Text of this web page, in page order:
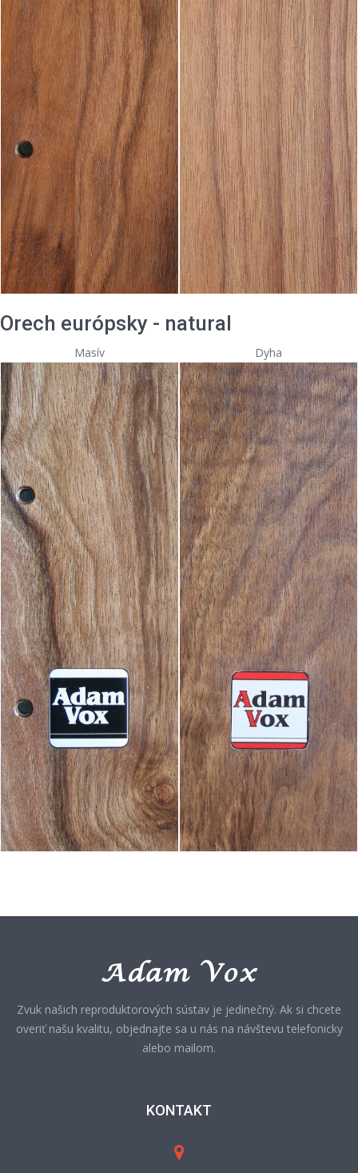
Orech európsky - natural
Masív Dyha
Zvuk našich reproduktorových sústav je jedinečný. Ak si chcete
overiť našu kvalitu, objednajte sa u nás na návštevu telefonicky
alebo mailom.
KONTAKT